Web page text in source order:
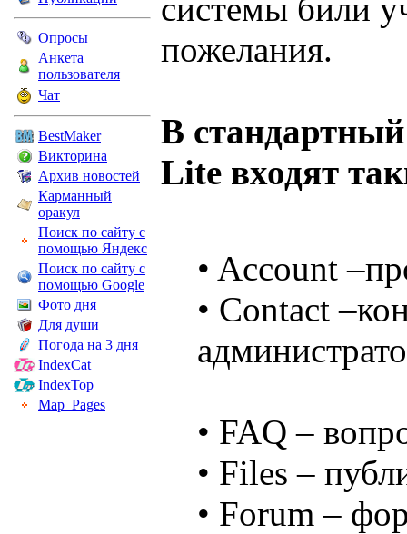
Опросы
Анкета
пользователя
Чат
BestMaker
Викторина
Архив новостей
Карманный
оракул
Поиск по сайту с
помощью Яндекс
Поиск по сайту с
помощью Google
Фото дня
Для души
Погода на 3 дня
IndexCat
IndexTop
Map_Pages
системы били
пожелания.
В
Lite входят
• Account
• Contact
• FAQ –
• Files –
• Forum –